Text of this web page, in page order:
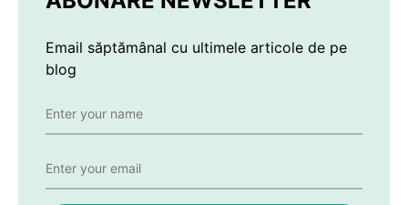
Email săptămânal cu ultimele articole de pe
blog